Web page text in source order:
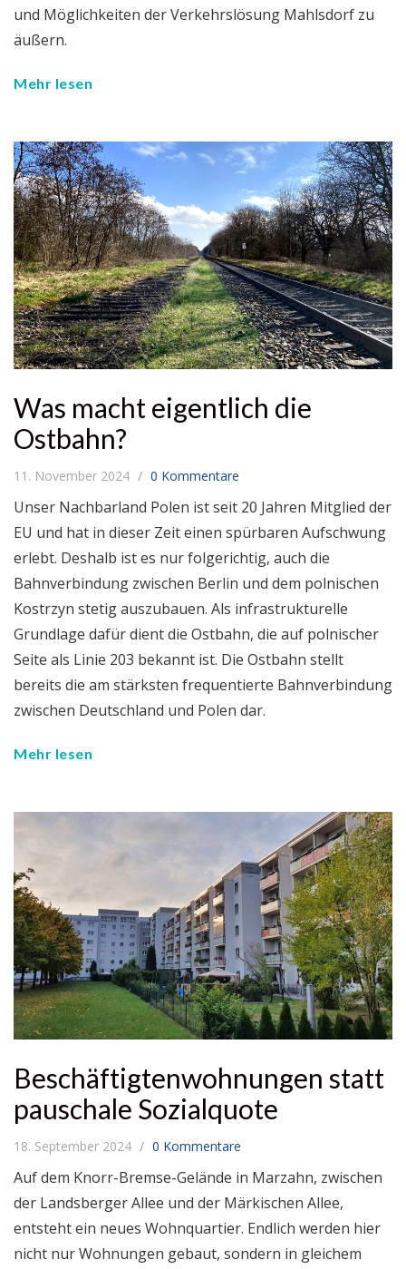
und Möglichkeiten der Verkehrslösung Mahlsdorf zu
äußern.
Mehr lesen
Was macht eigentlich die
Ostbahn?
11. November 2024 0 Kommentare
Unser Nachbarland Polen ist seit 20 Jahren Mitglied der
EU und hat in dieser Zeit einen spürbaren Aufschwung
erlebt. Deshalb ist es nur folgerichtig, auch die
Bahnverbindung zwischen Berlin und dem polnischen
Kostrzyn stetig auszubauen. Als infrastrukturelle
Grundlage dafür dient die Ostbahn, die auf polnischer
Seite als Linie 203 bekannt ist. Die Ostbahn stellt
bereits die am stärksten frequentierte Bahnverbindung
zwischen Deutschland und Polen dar.
Mehr lesen
Beschäftigtenwohnungen statt
pauschale Sozialquote
18. September 2024 0 Kommentare
Auf dem Knorr-Bremse-Gelände in Marzahn, zwischen
der Landsberger Allee und der Märkischen Allee,
entsteht ein neues Wohnquartier. Endlich werden hier
nicht nur Wohnungen gebaut, sondern in gleichem